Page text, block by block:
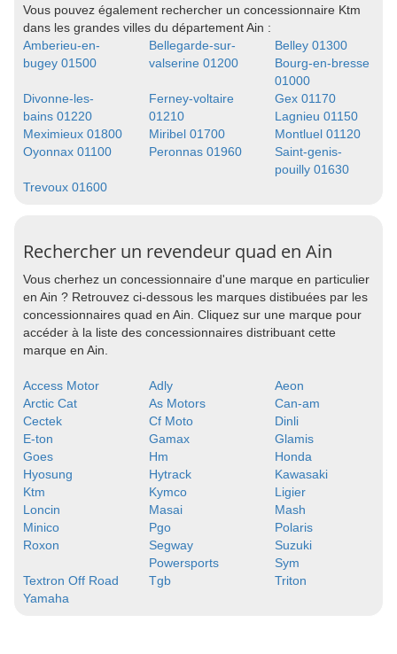
Vous pouvez également rechercher un concessionnaire Ktm
dans les grandes villes du département Ain :
Amberieu-en-
bugey 01500
Bellegarde-sur-
valserine 01200
Belley 01300
Bourg-en-bresse
01000
Divonne-les-
bains 01220
Ferney-voltaire
01210
Gex 01170
Lagnieu 01150
Meximieux 01800
Miribel 01700
Montluel 01120
Oyonnax 01100
Peronnas 01960
Saint-genis-
pouilly 01630
Trevoux 01600
Rechercher un revendeur quad en Ain
Vous cherhez un concessionnaire d'une marque en particulier
en Ain ? Retrouvez ci-dessous les marques distibuées par les
concessionnaires quad en Ain. Cliquez sur une marque pour
accéder à la liste des concessionnaires distribuant cette
marque en Ain.
Access Motor Adly
Aeon
Arctic Cat
As Motors
Can-am
Cectek
Cf Moto
Dinli
E-ton
Gamax
Glamis
Goes
Hm
Honda
Hyosung
Hytrack
Kawasaki
Ktm
Kymco
Ligier
Loncin
Masai
Mash
Minico
Pgo
Polaris
Roxon
Segway
Powersports
Suzuki
Sym
Textron Off Road
Tgb
Triton
Yamaha